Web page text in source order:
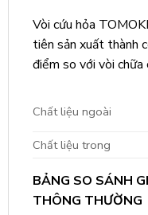
Vòi cứu hỏa
tiên sản xuất thành
điểm so với vòi
Chất liệu ngoài
Chất liệu trong
BẢNG SO SÁNH
THÔNG THƯỜNG